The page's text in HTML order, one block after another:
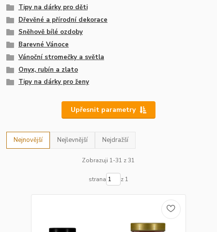
Tipy na dárky pro děti
Dřevěné a přírodní dekorace
Sněhově bílé ozdoby
Barevné Vánoce
Vánoční stromečky a světla
Onyx, rubín a zlato
Tipy na dárky pro ženy
Upřesnit parametry
Nejnovější Nejlevnější Nejdražší
Zobrazuji 1-31 z 31
strana z 1